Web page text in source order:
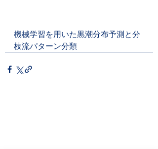
機械学習を用いた黒潮分布予測と分
枝流パターン分類